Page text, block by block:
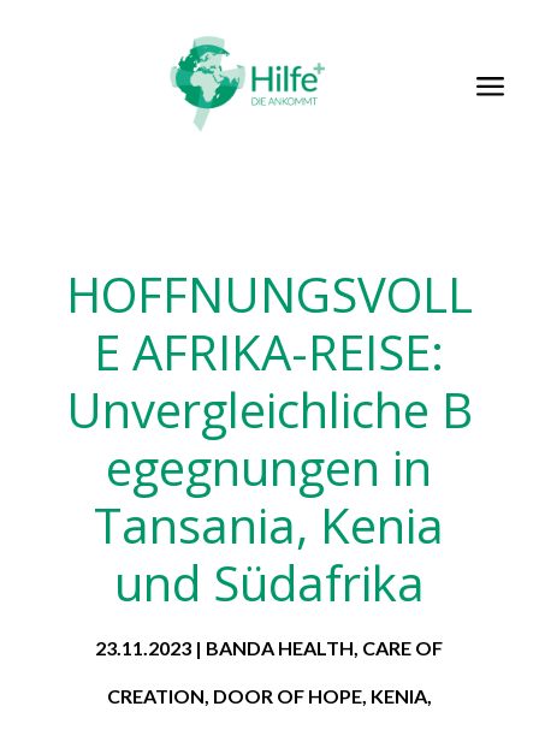
a
HOFFNUNGSVOLL
E AFRIKA-REISE:
Unvergleichliche B
egegnungen in
Tansania, Kenia
und Südafrika
23.11.2023 | BANDA HEALTH, CARE OF
CREATION, DOOR OF HOPE, KENIA,